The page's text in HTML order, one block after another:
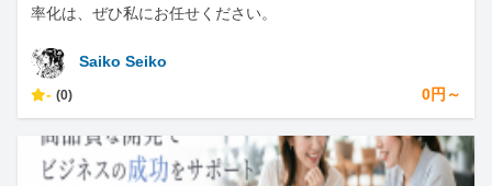
率化は、ぜひ私にお任せください。
Saiko Seiko
- (0) 0円～